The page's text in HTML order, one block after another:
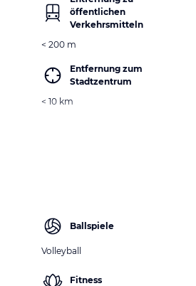
öffentlichen
Verkehrsmitteln
< 200 m
Entfernung zum
Stadtzentrum
< 10 km
Ballspiele
Volleyball
Fitness